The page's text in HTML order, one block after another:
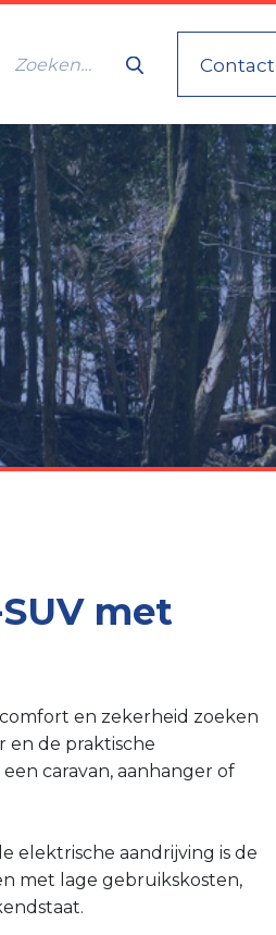
Contact
met
en zekerheid zoeken
en de praktische
caravan, aanhanger of
elektrische aandrijving is de
met lage gebruikskosten,